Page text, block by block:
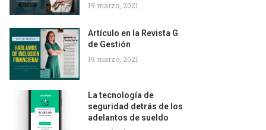
19 marzo, 2021
Artículo en la Revista G
de Gestión
19 marzo, 2021
La tecnología de
seguridad detrás de los
adelantos de sueldo